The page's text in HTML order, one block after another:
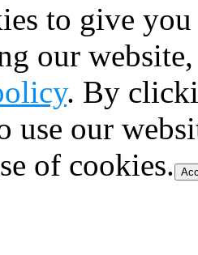
to give
our
. By
use our
of cookies.